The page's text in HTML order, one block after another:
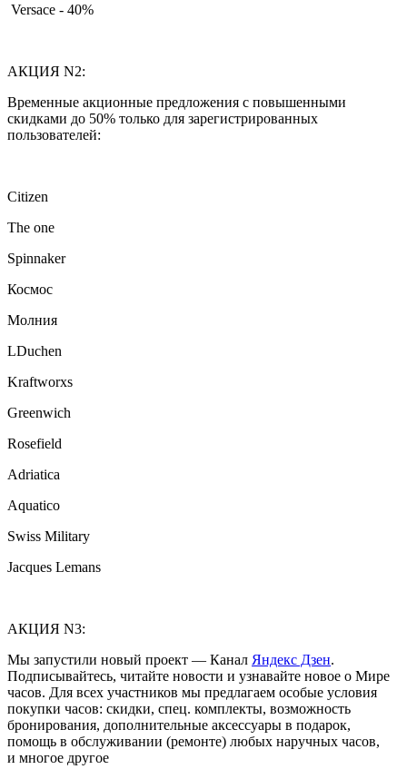
Versace - 40%
АКЦИЯ N2:
Временные акционные предложения с повышенными
скидками до 50% только для зарегистрированных
пользователей:
Citizen
The one
Spinnaker
Космос
Молния
LDuchen
Kraftworxs
Greenwich
Rosefield
Adriatica
Aquatico
Swiss Military
Jacques Lemans
АКЦИЯ N3:
Мы запустили новый проект — Канал Яндекс Дзен.
Подписывайтесь, читайте новости и узнавайте новое о Мире
часов. Для всех участников мы предлагаем особые условия
покупки часов: скидки, спец. комплекты, возможность
бронирования, дополнительные аксессуары в подарок,
помощь в обслуживании (ремонте) любых наручных часов,
и многое другое